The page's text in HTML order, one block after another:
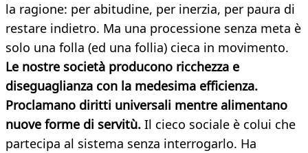
la ragione: per abitudine, per inerzia, per paura di
restare indietro. Ma una processione senza meta è
solo una folla (ed una follia) cieca in movimento.
Le nostre società producono ricchezza e
diseguaglianza con la medesima efficienza.
Proclamano diritti universali mentre alimentano
nuove forme di servitù. Il cieco sociale è colui che
partecipa al sistema senza interrogarlo. Ha